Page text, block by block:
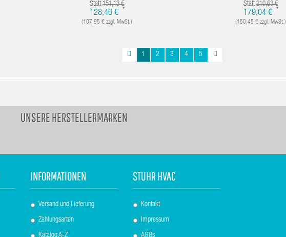
Statt151,13 €
128,46 € *
(107,95 € zzgl. MwSt.)
Statt210,63 €
179,04 € *
(150,45 € zzgl. MwSt.)
1 2 3 4 5
UNSERE HERSTELLERMARKEN
INFORMATIONEN
Versand und Lieferung
Zahlungsarten
Katalog A-Z
STUHR HVAC
Kontakt
Impressum
AGBs